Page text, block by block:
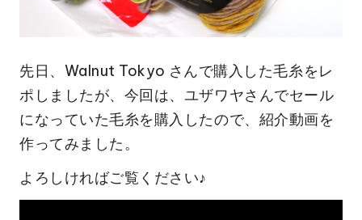
先日、Walnut Tokyo さんで購入した毛糸をレ
ポしましたが、今回は、ユザワヤさんでセール
になっていた毛糸を購入したので、紹介動画を
作ってみました。
よろしければご覧ください♪